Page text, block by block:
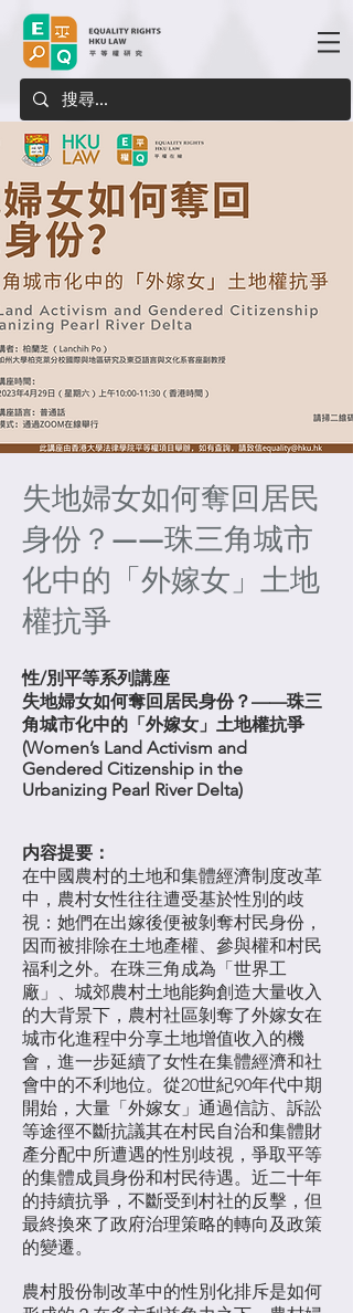
失地婦女如何奪回居民
身份？——珠三角城市
化中的「外嫁女」土地
權抗爭
性/別平等系列講座
失地婦女如何奪回居民身份？——珠三
角城市化中的「外嫁女」土地權抗爭
(Women’s Land Activism and
Gendered Citizenship in the
Urbanizing Pearl River Delta)
内容提要：
在中國農村的土地和集體經濟制度改革
中，農村女性往往遭受基於性別的歧
視：她們在出嫁後便被剝奪村民身份，
因而被排除在土地產權、參與權和村民
福利之外。在珠三角成為「世界工
廠」、城郊農村土地能夠創造大量收入
的大背景下，農村社區剝奪了外嫁女在
城市化進程中分享土地增值收入的機
會，進一步延續了女性在集體經濟和社
會中的不利地位。從20世紀90年代中期
開始，大量「外嫁女」通過信訪、訴訟
等途徑不斷抗議其在村民自治和集體財
產分配中所遭遇的性別歧視，爭取平等
的集體成員身份和村民待遇。近二十年
的持續抗爭，不斷受到村社的反擊，但
最終換來了政府治理策略的轉向及政策
的變遷。
農村股份制改革中的性別化排斥是如何